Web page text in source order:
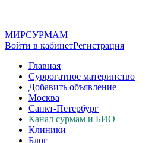
МИРСУРМАМ
Войти в кабинетРегистрация
Главная
Суррогатное материнство
Добавить объявление
Москва
Санкт-Петербург
Канал сурмам и БИО
Клиники
Блог